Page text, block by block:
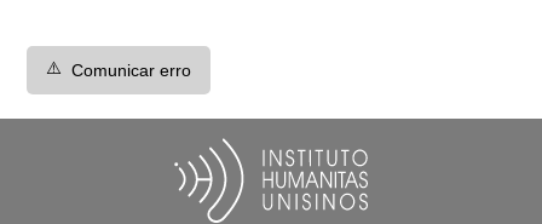
⚠️ Comunicar erro